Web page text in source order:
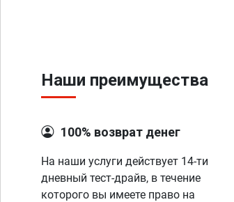
Наши преимущества
100% возврат денег
На наши услуги действует 14-ти
дневный тест-драйв, в течение
которого вы имеете право на